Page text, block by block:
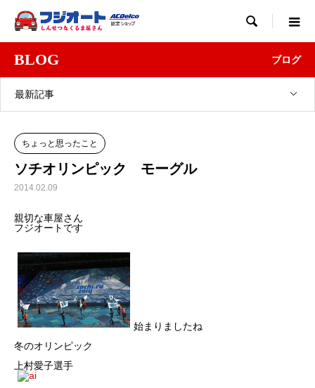

BLOG ブログ
最新記事
ちょっと思ったこと
ソチオリンピック モーグル
2014.02.09
親切な車屋さん
フジオートです
始まりましたね
冬のオリンピック
上村愛子選手